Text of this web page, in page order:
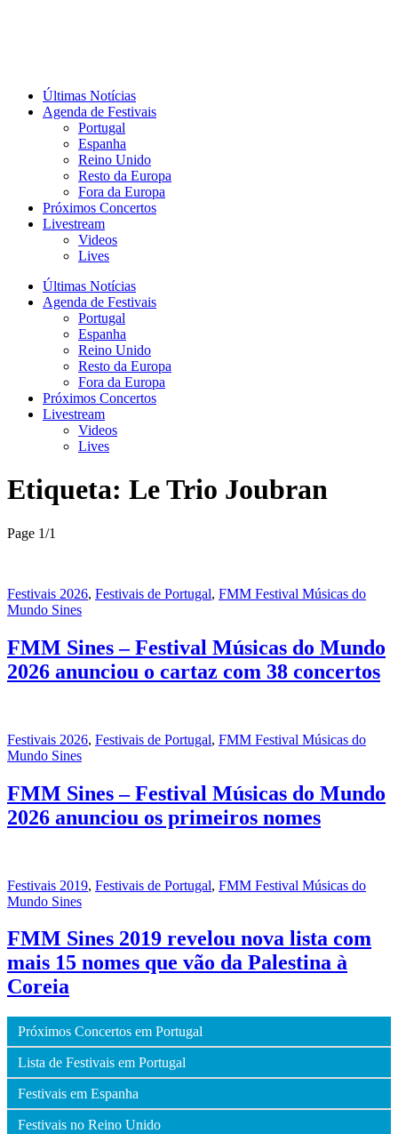
Últimas Notícias
Agenda de Festivais
Portugal
Espanha
Reino Unido
Resto da Europa
Fora da Europa
Próximos Concertos
Livestream
Videos
Lives
Últimas Notícias
Agenda de Festivais
Portugal
Espanha
Reino Unido
Resto da Europa
Fora da Europa
Próximos Concertos
Livestream
Videos
Lives
Etiqueta: Le Trio Joubran
Page 1/1
Festivais 2026, Festivais de Portugal, FMM Festival Músicas do
Mundo Sines
FMM Sines – Festival Músicas do Mundo
2026 anunciou o cartaz com 38 concertos
Festivais 2026, Festivais de Portugal, FMM Festival Músicas do
Mundo Sines
FMM Sines – Festival Músicas do Mundo
2026 anunciou os primeiros nomes
Festivais 2019, Festivais de Portugal, FMM Festival Músicas do
Mundo Sines
FMM Sines 2019 revelou nova lista com
mais 15 nomes que vão da Palestina à
Coreia
Próximos Concertos em Portugal
Lista de Festivais em Portugal
Festivais em Espanha
Festivais no Reino Unido